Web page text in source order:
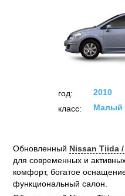
год:
2010
класс:
Малый
Обновленный Nissan Tiida
для современных и
комфорт, богатое
функциональный салон.